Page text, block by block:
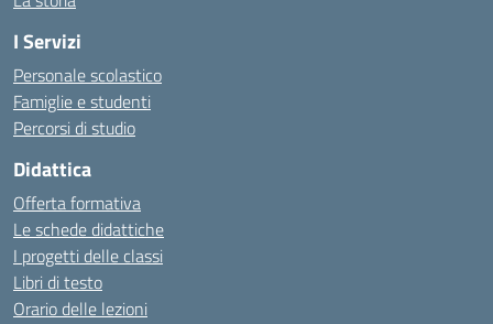
I Servizi
Personale scolastico
Famiglie e studenti
Percorsi di studio
Didattica
Offerta formativa
Le schede didattiche
I progetti delle classi
Libri di testo
Orario delle lezioni